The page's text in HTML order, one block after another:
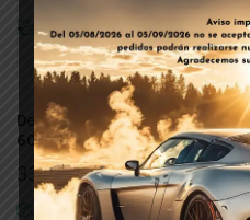
Deposito Toroidal Interior
600/250/55
331,50€IVA Incl.
In Stock